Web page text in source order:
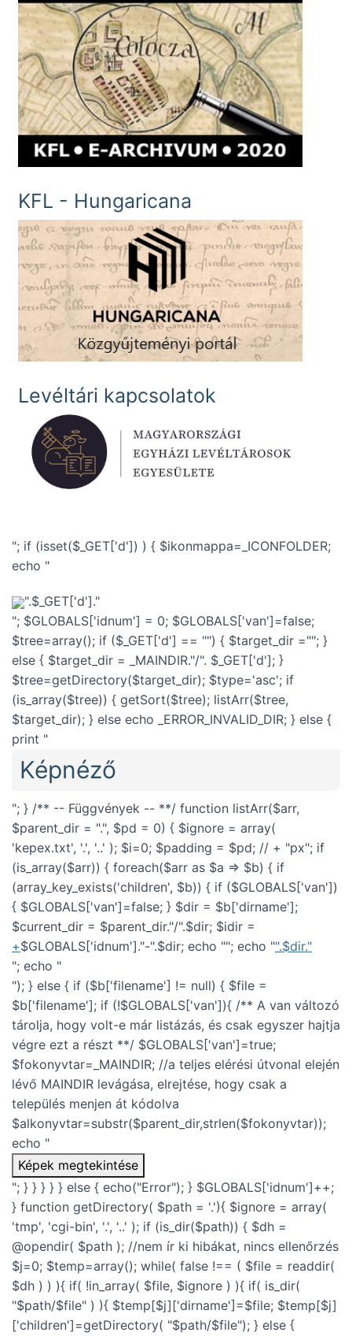
KFL - Hungaricana
Levéltári kapcsolatok
"; if (isset($_GET['d']) ) { $ikonmappa=_ICONFOLDER;
echo "
".$_GET['d']."
"; $GLOBALS['idnum'] = 0; $GLOBALS['van']=false;
$tree=array(); if ($_GET['d'] == "") { $target_dir =""; }
else { $target_dir = _MAINDIR."/". $_GET['d']; }
$tree=getDirectory($target_dir); $type='asc'; if
(is_array($tree)) { getSort($tree); listArr($tree,
$target_dir); } else echo _ERROR_INVALID_DIR; } else {
print "
Képnéző
"; } /** -- Függvények -- **/ function listArr($arr,
$parent_dir = ".", $pd = 0) { $ignore = array(
'kepex.txt', '.', '..' ); $i=0; $padding = $pd; // + "px"; if
(is_array($arr)) { foreach($arr as $a => $b) { if
(array_key_exists('children', $b)) { if ($GLOBALS['van'])
{ $GLOBALS['van']=false; } $dir = $b['dirname'];
$current_dir = $parent_dir."/".$dir; $idir =
$GLOBALS['idnum']."-".$dir; echo "
+ "; echo "".$dir."
"; echo "
"); } else { if ($b['filename'] != null) { $file =
$b['filename']; if (!$GLOBALS['van']){ /** A van változó
tárolja, hogy volt-e már listázás, és csak egyszer hajtja
végre ezt a részt **/ $GLOBALS['van']=true;
$fokonyvtar=_MAINDIR; //a teljes elérési útvonal elején
lévő MAINDIR levágása, elrejtése, hogy csak a
település menjen át kódolva
$alkonyvtar=substr($parent_dir,strlen($fokonyvtar));
echo "
Képek megtekintése
"; } } } } } else { echo("Error"); } $GLOBALS['idnum']++;
} function getDirectory( $path = '.'){ $ignore = array(
'tmp', 'cgi-bin', '.', '..' ); if (is_dir($path)) { $dh =
@opendir( $path ); //nem ír ki hibákat, nincs ellenőrzés
$j=0; $temp=array(); while( false !== ( $file = readdir(
$dh ) ) ){ if( !in_array( $file, $ignore ) ){ if( is_dir(
"$path/$file" ) ){ $temp[$j]['dirname']=$file; $temp[$j]
['children']=getDirectory( "$path/$file"); } else {